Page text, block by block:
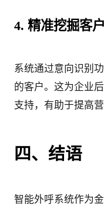
4. 精准挖掘客
系统通过意向识别
的客户。这为企业
支持，有助于提高营
四、结语
智能外呼系统作为